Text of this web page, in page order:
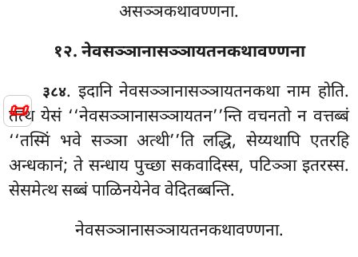
📜
असञ्ञकथावण्णना.
१२. नेवसञ्ञानासञ्ञायतनकथावण्णना
३८४. इदानिनेवसञ्ञानासञ्ञायतनकथा नाम होति.
तत्थ येसं ‘‘नेवसञ्ञानासञ्ञायतन’’न्ति वचनतो न वत्तब्बं
‘‘तस्मिं भवे सञ्ञा अत्थी’’ति लद्धि, सेय्यथापि एतरहि
अन्धकानं; ते सन्धाय पुच्छा सकवादिस्स, पटिञ्ञा इतरस्स.
सेसमेत्थ सब्बं पाळिनयेनेव वेदितब्बन्ति.
नेवसञ्ञानासञ्ञायतनकथावण्णना.